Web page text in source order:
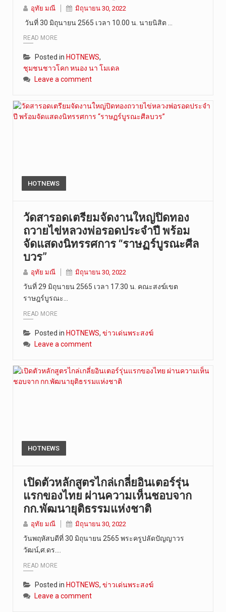
อุทัย มณี มิถุนายน 30, 2022
วันที่ 30 มิถุนายน 2565 เวลา 10.00 น. นายนิสิต …
READ MORE
Posted in HOTNEWS,
ชุมชนชาวโคก หนอง นา โมเดล
Leave a comment
HOTNEWS
วัดสารอดเตรียมจัดงานใหญ่ปิดทอง
ถวายไข่หลวงพ่อรอดประจำปี พร้อม
จัดแสดงนิทรรศการ “ราษฏร์บูรณะศีล
บวร”
อุทัย มณี มิถุนายน 30, 2022
วันที่ 29 มิถุนายน 2565 เวลา 17.30 น. คณะสงฆ์เขต
ราษฎร์บูรณะ…
READ MORE
Posted in HOTNEWS, ข่าวเด่นพระสงฆ์
Leave a comment
HOTNEWS
เปิดตัวหลักสูตรไกล่เกลี่ยอินเตอร์รุ่น
แรกของไทย ผ่านความเห็นชอบจาก
กก.พัฒนายุติธรรมแห่งชาติ
อุทัย มณี มิถุนายน 30, 2022
วันพฤหัสบดีที่ 30 มิถุนายน 2565 พระครูปลัดปัญญาวร
วัฒน์,ศ.ดร.…
READ MORE
Posted in HOTNEWS, ข่าวเด่นพระสงฆ์
Leave a comment